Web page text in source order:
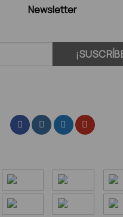
Newsletter